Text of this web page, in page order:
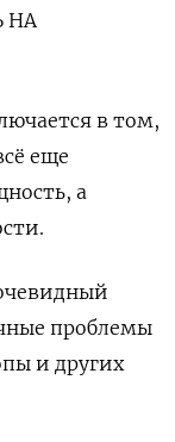
НА
в том,
еще
а
проблемы
и других